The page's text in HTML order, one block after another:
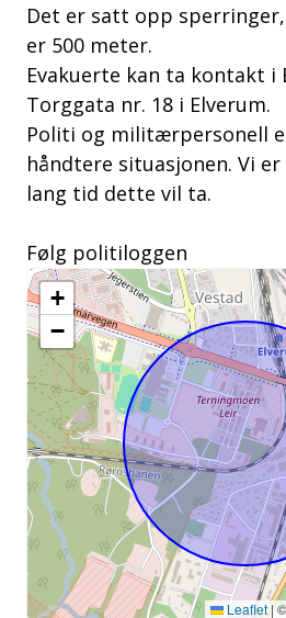
Det er satt opp
er 500 meter.
Evakuerte kan ta kontakt i
Torggata nr. 18 i Elverum.
Politi og militærpersonell
håndtere situasjonen. Vi
lang tid dette vil ta.
Følg politiloggen
+
−
Leaflet|©